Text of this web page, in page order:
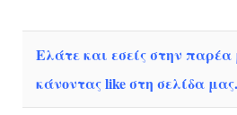
Ελάτε και εσείς στην παρέα
κάνοντας like στη σελίδα μας.